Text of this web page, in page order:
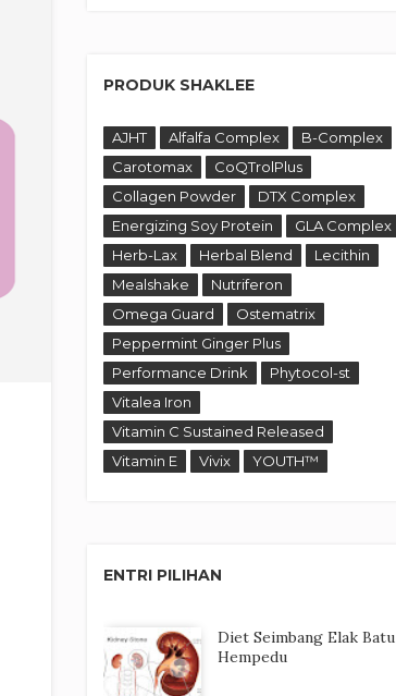
PRODUK SHAKLEE
AJHT Alfalfa Complex
B-Complex
Carotomax
CoQTrolPlus
Collagen Powder
DTX Complex
Energizing Soy Protein
GLA Complex
Herb-Lax
Herbal Blend
Lecithin
Mealshake
Nutriferon
Omega Guard
Ostematrix
Peppermint Ginger Plus
Performance Drink
Phytocol-st
Vitalea Iron
Vitamin C Sustained Released
Vitamin E
Vivix YOUTH™
ENTRI PILIHAN
Diet Seimbang Elak Batu
Hempedu